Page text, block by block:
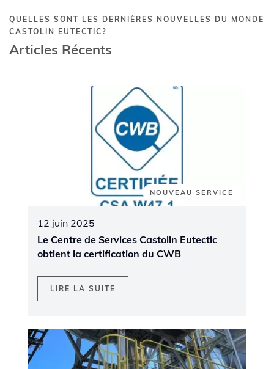
QUELLES SONT LES DERNIÈRES NOUVELLES DU MONDE
CASTOLIN EUTECTIC?
Articles Récents
NOUVEAU SERVICE
12 juin 2025
Le Centre de Services Castolin Eutectic
obtient la certification du CWB
LIRE LA SUITE